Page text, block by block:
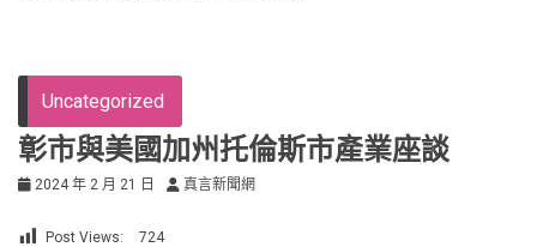
Uncategorized
彰市與美國加州托倫斯市產業座談
2024 年 2 月 21 日 真言新聞網
Post Views: 724